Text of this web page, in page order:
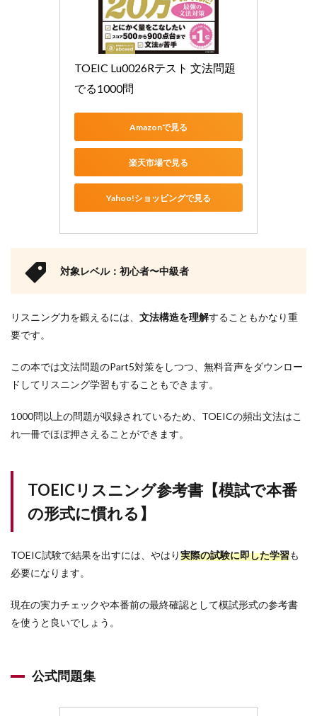
TOEIC Lu0026Rテスト 文法問題
でる1000問
Amazonで見る
楽天市場で見る
Yahoo!ショッピングで見る
対象レベル：初心者〜中級者
リスニング力を鍛えるには、 文法構造を理解することもかなり重
要です。
この本では文法問題のPart5対策をしつつ、無料音声をダウンロー
ドしてリスニング学習もすることもできます。
1000問以上の問題が収録されているため、TOEICの頻出文法はこ
れ一冊でほぼ押さえることができます。
TOEICリスニング参考書【模試で本番
の形式に慣れる】
TOEIC試験で結果を出すには、やはり実際の試験に即した学習も
必要になります。
現在の実力チェックや本番前の最終確認として模試形式の参考書
を使うと良いでしょう。
公式問題集